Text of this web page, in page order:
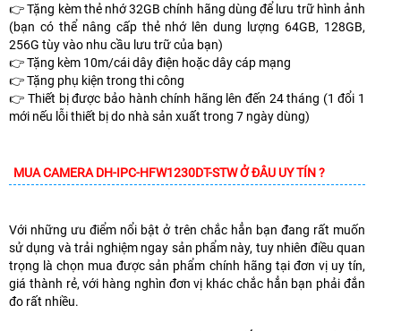
👉 Tặng kèm thẻ nhớ 32GB chính hãng dùng để lưu trữ hình ảnh
(bạn có thể nâng cấp thẻ nhớ lên dung lượng 64GB, 128GB,
256G tùy vào nhu cầu lưu trữ của bạn)
👉 Tặng kèm 10m/cái dây điện hoặc dây cáp mạng
👉 Tặng phụ kiện trong thi công
👉 Thiết bị được bảo hành chính hãng lên đến 24 tháng (1 đổi 1
mới nếu lỗi thiết bị do nhà sản xuất trong 7 ngày dùng)
MUA CAMERA DH-IPC-HFW1230DT-STW Ở ĐÂU UY TÍN ?
Với những ưu điểm nổi bật ở trên chắc hẳn bạn đang rất muốn
sử dụng và trải nghiệm ngay sản phẩm này, tuy nhiên điều quan
trọng là chọn mua được sản phẩm chính hãng tại đơn vị uy tín,
giá thành rẻ, với hàng nghìn đơn vị khác chắc hẳn bạn phải đắn
đo rất nhiều.